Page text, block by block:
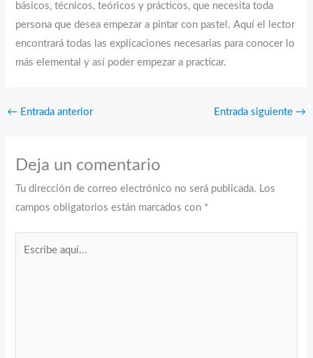
básicos, técnicos, teóricos y prácticos, que necesita toda
persona que desea empezar a pintar con pastel. Aquí el lector
encontrará todas las explicaciones necesarias para conocer lo
más elemental y así poder empezar a practicar.
← Entrada anterior Entrada siguiente →
Deja un comentario
Tu dirección de correo electrónico no será publicada. Los
campos obligatorios están marcados con *